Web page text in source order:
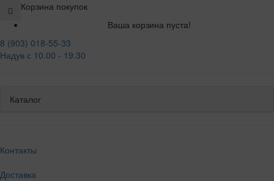
Корзина покупок
Ваша корзина пуста!
8 (903) 018-55-33
Надув с 10.00 - 19.30
Каталог
Контакты
Доставка